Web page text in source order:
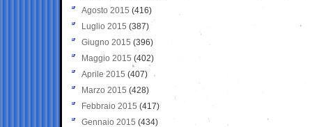
Agosto 2015 (416)
Luglio 2015 (387)
Giugno 2015 (396)
Maggio 2015 (402)
Aprile 2015 (407)
Marzo 2015 (428)
Febbraio 2015 (417)
Gennaio 2015 (434)